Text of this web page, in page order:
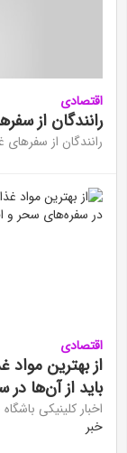
اقتصادی
رانندگان از
رانندگان از
اقتصادی
از بهترین
باید از آن‌ها
اخبار کلینیکی
خبر